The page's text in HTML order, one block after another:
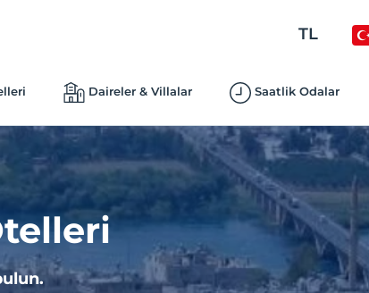
TL
Daireler & Villalar Saatlik Odalar